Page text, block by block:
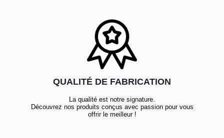
QUALITÉ DE FABRICATION
La qualité est notre signature.
Découvrez nos produits conçus avec passion pour vous
offrir le meilleur !